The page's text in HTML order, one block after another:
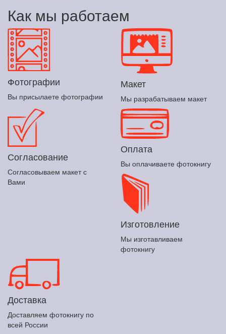
Как мы работаем
Фотографии
Вы присылаете фотографии
Макет
Мы разрабатываем макет
Согласование
Согласовываем макет с
Вами
Оплата
Вы оплачиваете фотокнигу
Изготовление
Мы изготавливаем
фотокнигу
Доставка
Доставляем фотокнигу по
всей России